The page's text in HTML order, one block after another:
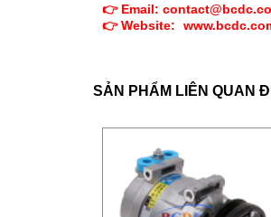
👉 Email:
👉 Website:
SẢN PHẨM LIÊN QUAN